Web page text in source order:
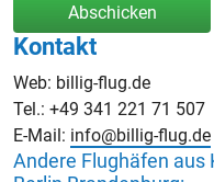
Abschicken
Kontakt
Web: billig-flug.de
Tel.: +49 341 221 71 507
E-Mail: info@billig-flug.de
Andere Flughäfen aus